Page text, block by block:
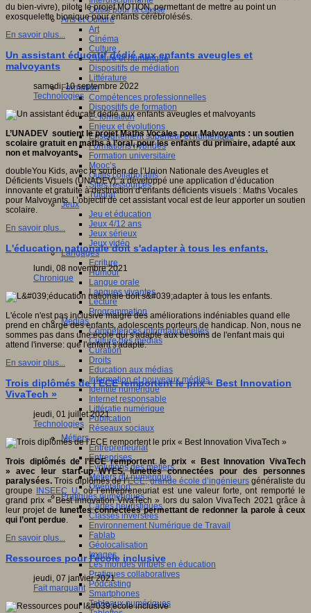
Outils pour la classe
Arts et Culture
Art
Cinéma
Culture
Culture et numérique
Dispositifs de médiation
Littérature
Formation
Compétences professionnelles
Dispositifs de formation
E- formation
Enjeux et évolutions
Enseignement supérieur et numérique
Formations hybrides
Formation universitaire
Mooc’s
Outils collaboratifs
Sites ressources
Tutorat
Jeux
Jeu et éducation
Jeux 4/12 ans
Jeux sérieux
Jeux vidéo
Langages
Ecriture
Humour
Langue orale
Langues vivantes
Lecture
Programmation
Médias
Compétences informationnelles
Culture des médias
Curation
Droits
Education aux médias
Information et nouveaux médias
Identité numérique
Internet responsable
Littératie numérique
Publication
Réseaux sociaux
Métiers
Entrepreneuriat
Entreprises
Evolutions des métiers
Métiers du numérique
Orientation
Pratiques numériques
Cartes heuristiques
Classes inversées
Environnement Numérique de Travail
Fablab
Géolocalisation
Images
Les mondes virtuels en éducation
Pratiques collaboratives
Podcasting
Smartphones
Tableaux numériques
du bien-vivre), pilote le projet MOTION, permettant de mettre au point un
exosquelette bionique pour enfants cérébrolésés.
En savoir plus...
Un assistant éducatif dédié aux enfants aveugles et
malvoyants
samedi, 10 septembre 2022
Technologies
L’UNADEV soutient le projet Maths Vocales pour Malvoyants : un soutien
scolaire gratuit en maths à l’oral, pour les enfants du primaire, adapté aux
non et malvoyants.
doubleYou Kids, avec le soutien de l’Union Nationale des Aveugles et
Déficients Visuels (UNADEV), a développé une application d’éducation
innovante et gratuite à destination d’enfants déficients visuels : Maths Vocales
pour Malvoyants. L’objectif de cet assistant vocal est de leur apporter un soutien
scolaire.
En savoir plus...
L'éducation nationale doit s'adapter à tous les enfants.
lundi, 08 novembre 2021
Chronique
L'école n'est pas inclusive malgré des améliorations indéniables quand elle
prend en charge des enfants, adolescents porteurs de handicap. Non, nous ne
sommes pas dans une école qui s'adapte aux besoins de l'enfant mais qui
attend l'inverse: que l'enfant s'adapte.
En savoir plus...
Trois diplômés de l’ECE remportent le prix « Best Innovation
VivaTech »
jeudi, 01 juillet 2021
Technologies
Trois diplômés de l’ECE remportent le prix « Best Innovation VivaTech
» avec leur start-up WYES, lunettes connectées pour des personnes
paralysées.Trois diplômés de l’ECE, grande école d’ingénieursgénéraliste du
groupe
INSEEC U, où l’entrepreneuriat est une valeur forte, ont remporté le
grand prix « Best innovation VivaTech » lors du salon VivaTech 2021 grâce à
leur projet de lunettes connectées permettant de redonner la parole à ceux
qui l’ont perdue.
En savoir plus...
Ressources pour l'école inclusive
jeudi, 07 janvier 2021
Fait marquant